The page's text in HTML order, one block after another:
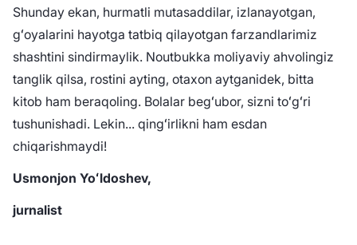
Shunday ekan, hurmatli mutasaddilar, izlanayotgan,
gʻoyalarini hayotga tatbiq qilayotgan farzandlarimiz
shashtini sindirmaylik. Noutbukka moliyaviy ahvolingiz
tanglik qilsa, rostini ayting, otaxon aytganidek, bitta
kitob ham beraqoling. Bolalar begʻubor, sizni toʻgʻri
tushunishadi. Lekin... qingʻirlikni ham esdan
chiqarishmaydi!
Usmonjon Yoʻldoshev,
jurnalist